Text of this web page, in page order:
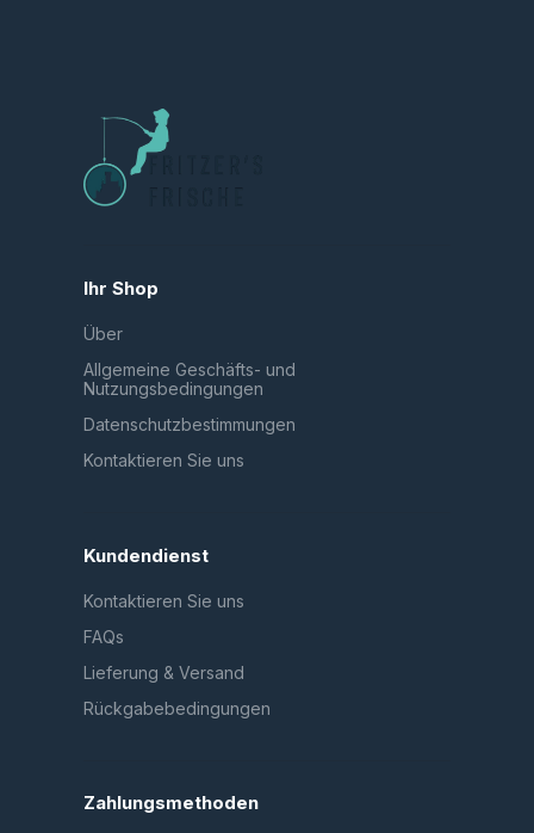
Ihr Shop
Über
Allgemeine Geschäfts- und
Nutzungsbedingungen
Datenschutzbestimmungen
Kontaktieren Sie uns
Kundendienst
Kontaktieren Sie uns
FAQs
Lieferung & Versand
Rückgabebedingungen
Zahlungsmethoden